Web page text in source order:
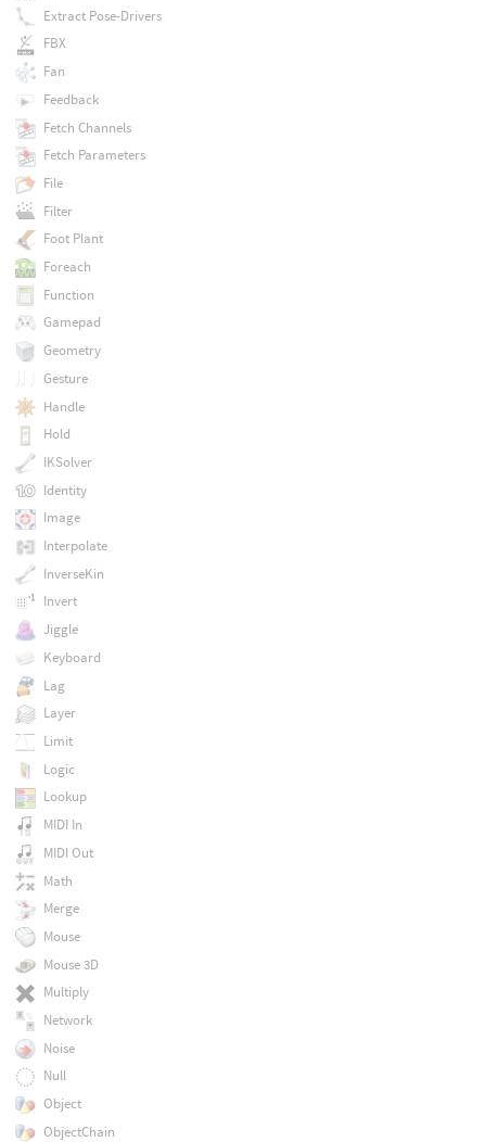
Extract Pose-Drivers
FBX
Fan
Feedback
Fetch Channels
Fetch Parameters
File
Filter
Foot Plant
Foreach
Function
Gamepad
Geometry
Gesture
Handle
Hold
IKSolver
Identity
Image
Interpolate
InverseKin
Invert
Jiggle
Keyboard
Lag
Layer
Limit
Logic
Lookup
MIDI In
MIDI Out
Math
Merge
Mouse
Mouse 3D
Multiply
Network
Noise
Null
Object
ObjectChain